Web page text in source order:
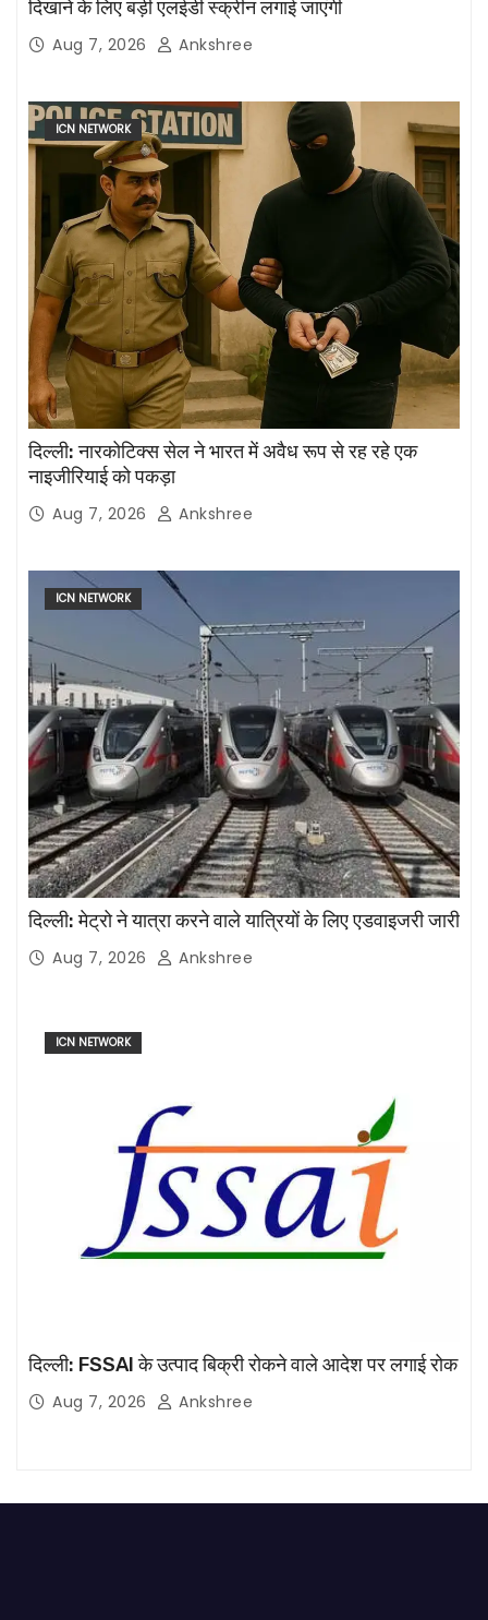
दिखाने के लिए बड़ी एलईडी स्क्रीन लगाई जाएंगी
Aug 7, 2026 Ankshree
ICN NETWORK
दिल्ली: नारकोटिक्स सेल ने भारत में अवैध रूप से रह रहे एक
नाइजीरियाई को पकड़ा
Aug 7, 2026 Ankshree
ICN NETWORK
दिल्ली: मेट्रो ने यात्रा करने वाले यात्रियों के लिए एडवाइजरी जारी
Aug 7, 2026 Ankshree
ICN NETWORK
दिल्ली: FSSAI के उत्पाद बिक्री रोकने वाले आदेश पर लगाई रोक
Aug 7, 2026 Ankshree